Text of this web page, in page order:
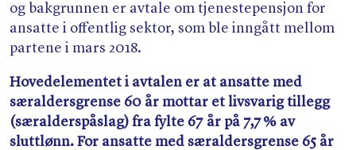
og bakgrunnen er avtale om tjenestepensjon for
ansatte i offentlig sektor, som ble inngått mellom
partene i mars 2018.
Hovedelementet i avtalen er at ansatte med
særaldersgrense 60 år mottar et livsvarig tillegg
(særalderspåslag) fra fylte 67 år på 7,7 % av
sluttlønn. For ansatte med særaldersgrense 65 år